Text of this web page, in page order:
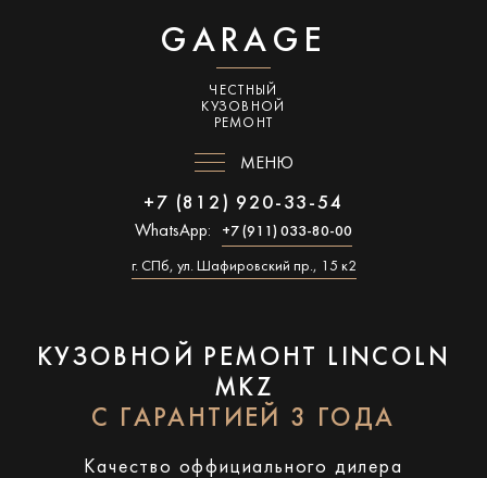
GARAGE
ЧЕСТНЫЙ
КУЗОВНОЙ
РЕМОНТ
МЕНЮ
+7 (812) 920-33-54
WhatsApp: +7 (911) 033-80-00
г. СПб, ул. Шафировский пр., 15 к2
КУЗОВНОЙ РЕМОНТ LINCOLN
MKZ
С ГАРАНТИЕЙ 3 ГОДА
Качество оффициального дилера